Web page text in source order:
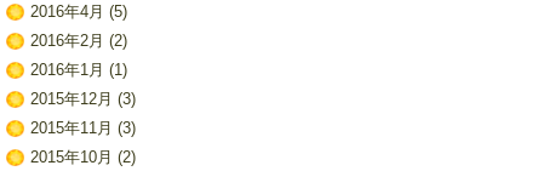
2016年4月 (5)
2016年2月 (2)
2016年1月 (1)
2015年12月 (3)
2015年11月 (3)
2015年10月 (2)